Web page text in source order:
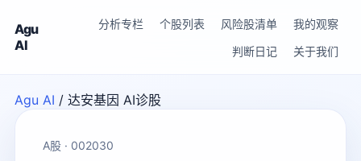
Agu
AI
分析专栏 个股列表 风险股清单
我的观察
判断日记
关于我们
Agu AI / 达安基因 AI诊股
A股 · 002030